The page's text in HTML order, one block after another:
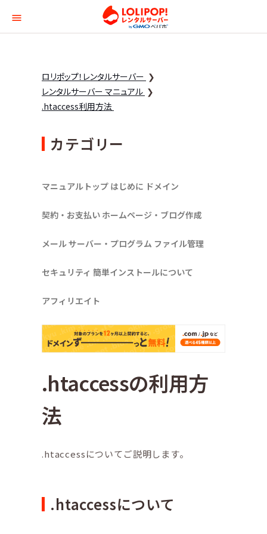
ロリポップ！レンタル
ロリポップ！レンタルサーバー
レンタルサーバー マニュアル
.htaccess利用方法
カテゴリー
マニュアルトップ はじめに ドメイン
契約・お支払い ホームページ・ブログ作成
メールサーバー・プログラム ファイル管理
セキュリティ 簡単インストールについて
アフィリエイト
.htaccessの利用方
法
.htaccessについてご説明します。
.htaccessについて